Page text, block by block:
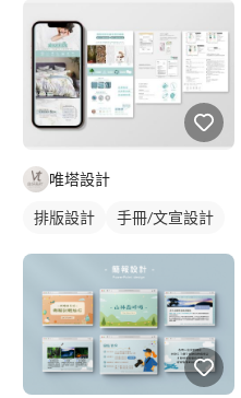
唯塔設計
排版設計 手冊/文宣設計